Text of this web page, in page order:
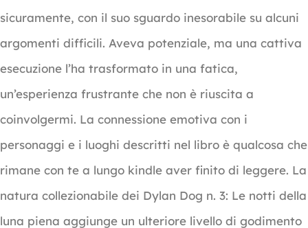
sicuramente, con il suo sguardo inesorabile su alcuni
argomenti difficili. Aveva potenziale, ma una cattiva
esecuzione l’ha trasformato in una fatica,
un’esperienza frustrante che non è riuscita a
coinvolgermi. La connessione emotiva con i
personaggi e i luoghi descritti nel libro è qualcosa che
rimane con te a lungo kindle aver finito di leggere. La
natura collezionabile dei Dylan Dog n. 3: Le notti della
luna piena aggiunge un ulteriore livello di godimento